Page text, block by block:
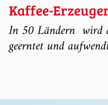
Kaffee-
In 50 Ländern wird
geerntet und